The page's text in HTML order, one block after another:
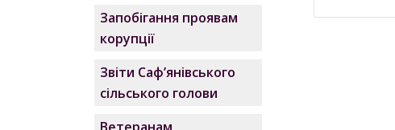
Запобігання проявам
корупції
Звіти Саф’янівського
сільського голови